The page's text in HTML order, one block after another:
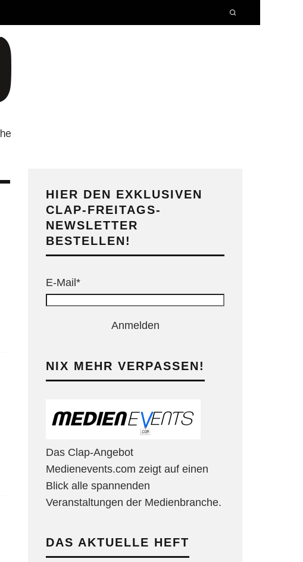
HIER DEN EXKLUSIVEN
CLAP-FREITAGS-
NEWSLETTER
BESTELLEN!
E-Mail*
Anmelden
NIX MEHR VERPASSEN!
Das Clap-Angebot
Medienevents.com zeigt auf einen
Blick alle spannenden
Veranstaltungen der Medienbranche.
DAS AKTUELLE HEFT